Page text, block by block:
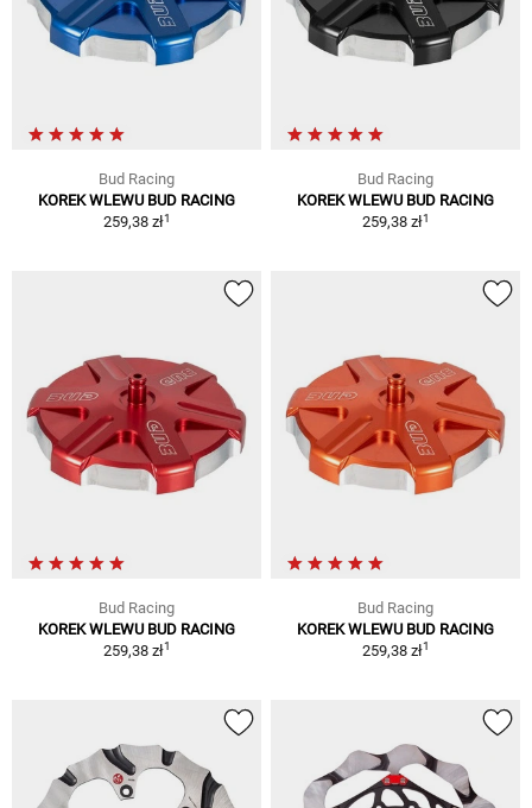
Bud Racing
KOREK WLEWU BUD RACING
259,38 zł1
Bud Racing
KOREK WLEWU BUD RACING
259,38 zł1
Bud Racing
KOREK WLEWU BUD RACING
259,38 zł1
Bud Racing
KOREK WLEWU BUD RACING
259,38 zł1